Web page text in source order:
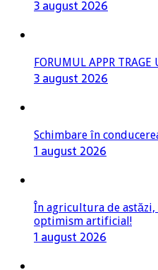
3 august 2026
FORUMUL APPR
3 august 2026
Schimbare în
1 august 2026
În agricultura de
optimism artificial!
1 august 2026